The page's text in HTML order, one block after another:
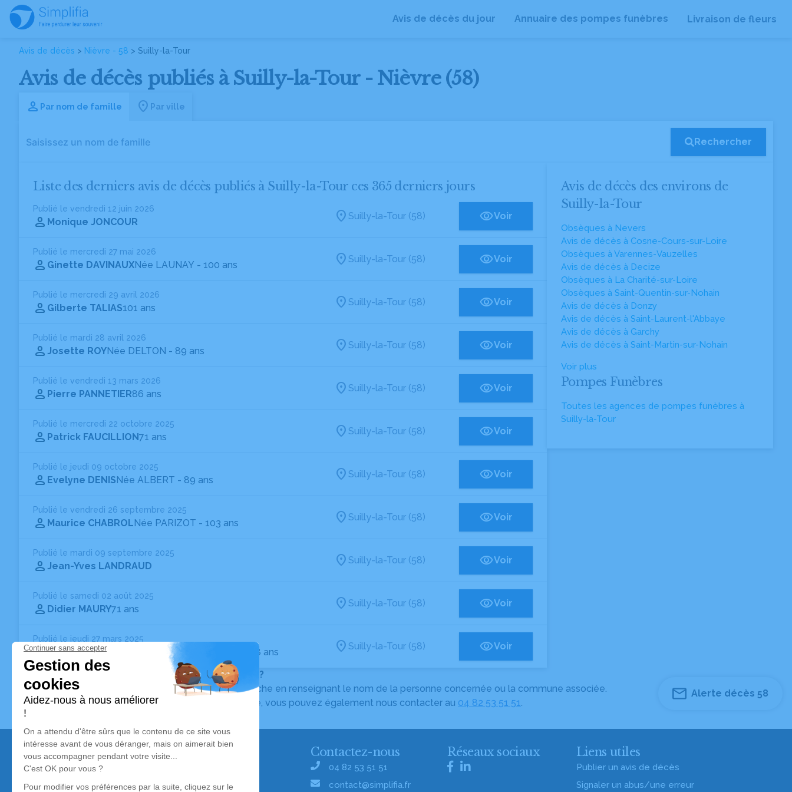
Avis de décès du jour Annuaire des pompes funèbres Livraison de fleurs
Avis de décès > Nièvre - 58 > Suilly-la-Tour
Avis de décès publiés à Suilly-la-Tour - Nièvre (58)
Par nom de famille Par ville
Rechercher
Liste des derniers avis de décès publiés à Suilly-la-Tour ces 365 derniers jours
Publié le vendredi 12 juin 2026
Monique JONCOUR
Suilly-la-Tour (58) Voir
Publié le mercredi 27 mai 2026
Ginette DAVINAUXNée LAUNAY - 100 ans
Suilly-la-Tour (58) Voir
Publié le mercredi 29 avril 2026
Gilberte TALIAS101 ans
Suilly-la-Tour (58) Voir
Publié le mardi 28 avril 2026
Josette ROYNée DELTON - 89 ans
Suilly-la-Tour (58) Voir
Publié le vendredi 13 mars 2026
Pierre PANNETIER86 ans
Suilly-la-Tour (58) Voir
Publié le mercredi 22 octobre 2025
Patrick FAUCILLION71 ans
Suilly-la-Tour (58) Voir
Publié le jeudi 09 octobre 2025
Evelyne DENISNée ALBERT - 89 ans
Suilly-la-Tour (58) Voir
Publié le vendredi 26 septembre 2025
Maurice CHABROLNée PARIZOT - 103 ans
Suilly-la-Tour (58) Voir
Publié le mardi 09 septembre 2025
Jean-Yves LANDRAUD
Suilly-la-Tour (58) Voir
Publié le samedi 02 août 2025
Didier MAURY71 ans
Suilly-la-Tour (58) Voir
Publié le jeudi 27 mars 2025
Marie-Christine SOUVERAIN - 68 ans
Suilly-la-Tour (58) Voir
Avis de décès des environs de
Suilly-la-Tour
Obsèques à Nevers
Avis de décès à Cosne-Cours-sur-Loire
Obsèques à Varennes-Vauzelles
Avis de décès à Decize
Obsèques à La Charité-sur-Loire
Obsèques à Saint-Quentin-sur-Nohain
Avis de décès à Donzy
Avis de décès à Saint-Laurent-l'Abbaye
Avis de décès à Garchy
Avis de décès à Saint-Martin-sur-Nohain
Voir plus
Pompes Funèbres
Toutes les agences de pompes funèbres à
Suilly-la-Tour
Vous ne trouvez pas l’avis de décès recherché ?
Pour affiner votre recherche, utilisez la barre de recherche en renseignant le nom de la personne concernée ou la commune associée.
Pour toute question relative au fonctionnement du site, vous pouvez également nous contacter au 04 82 53 51 51.
Alerte décès 58
Nos services
Avis de décès
Liste des familles
Contactez-nous
04 82 53 51 51
contact@simplifia.fr
Réseaux sociaux Liens utiles
Publier un avis de décès
Signaler un abus/une erreur